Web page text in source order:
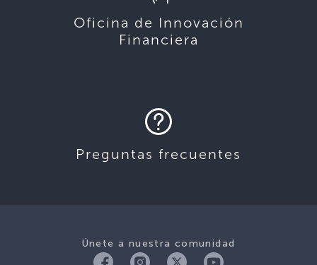
Oficina de Innovación
Financiera
Preguntas frecuentes
Únete a nuestra comunidad